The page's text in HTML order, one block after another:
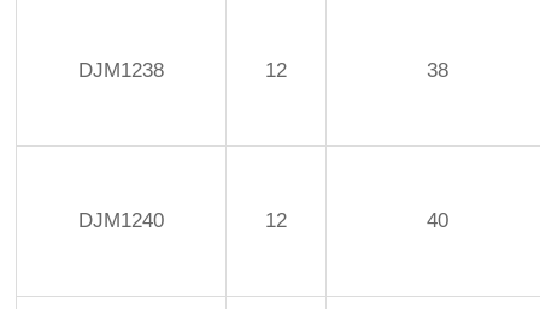
DJM1238 12 38
DJM1240 12 40